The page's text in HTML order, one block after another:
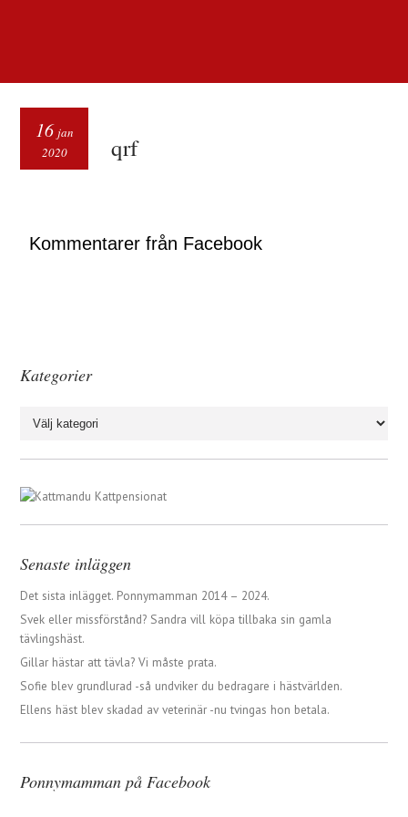
qrf
16 jan
2020
Kommentarer från Facebook
Kategorier
Senaste inläggen
Det sista inlägget. Ponnymamman 2014 – 2024.
Svek eller missförstånd? Sandra vill köpa tillbaka sin gamla
tävlingshäst.
Gillar hästar att tävla? Vi måste prata.
Sofie blev grundlurad -så undviker du bedragare i hästvärlden.
Ellens häst blev skadad av veterinär -nu tvingas hon betala.
Ponnymamman på Facebook